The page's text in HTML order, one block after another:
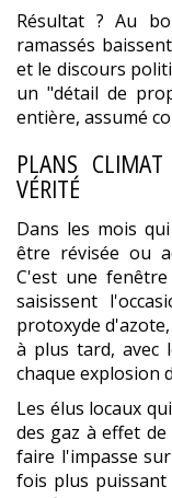
Résultat ? Au
ramassés
et le discours
un "détail de
entière, assumé
PLANS
VÉRITÉ
Dans les mois
être révisée ou
C'est une
saisissent
protoxyde
à plus tard, avec
chaque explosion
Les élus locaux
des gaz à effet
faire l'impasse
fois plus puissant